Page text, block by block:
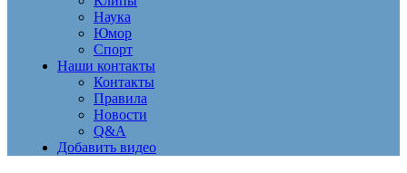
Наука
Юмор
Спорт
Наши контакты
Контакты
Правила
Новости
Q&A
Добавить видео